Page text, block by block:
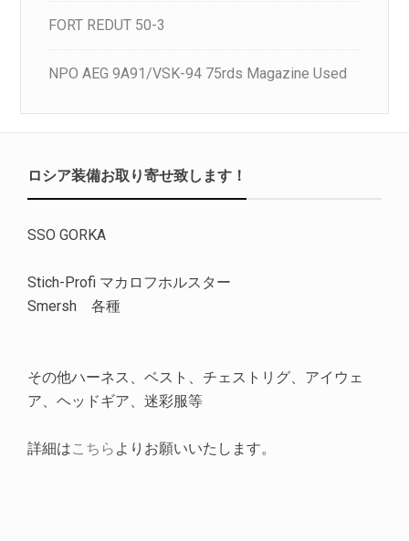
FORT REDUT 50-3
NPO AEG 9A91/VSK-94 75rds Magazine Used
ロシア装備お取り寄せ致します！
SSO GORKA
Stich-Profi マカロフホルスター
Smersh 各種
その他ハーネス、ベスト、チェストリグ、アイウェ
ア、ヘッドギア、迷彩服等
詳細はこちら よりお願いいたします。